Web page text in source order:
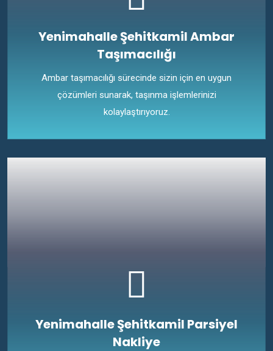
Yenimahalle Şehitkamil Ambar
Taşımacılığı
Ambar taşımacılığı sürecinde sizin için en uygun
çözümleri sunarak, taşınma işlemlerinizi
kolaylaştırıyoruz.
Yenimahalle Şehitkamil Parsiyel
Nakliye